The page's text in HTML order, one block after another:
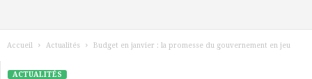
Accueil Actualités Budget en janvier : la promesse du gouvernement en jeu
ACTUALITÉS